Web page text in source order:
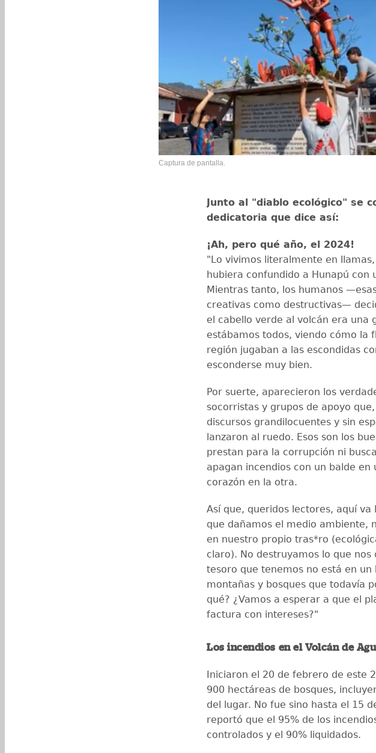
Captura de pantalla.
Junto al "diablo ecológico" se
dedicatoria que dice así:
¡Ah, pero qué año, el 2024!
"Lo vivimos literalmente en
hubiera confundido a Hunapú con
Mientras tanto, los humanos
creativas como destructivas—
el cabello verde al volcán era una
estábamos todos, viendo cómo la
región jugaban a las escondidas
esconderse muy bien.
Por suerte, aparecieron los
socorristas y grupos de apoyo
discursos grandilocuentes y sin
lanzaron al ruedo. Esos son los
prestan para la corrupción ni
apagan incendios con un balde en
corazón en la otra.
Así que, queridos lectores, aquí va
que dañamos el medio ambiente,
en nuestro propio tras*ro
claro). No destruyamos lo que nos
tesoro que tenemos no está en un
montañas y bosques que todavía
qué? ¿Vamos a esperar a que el
factura con intereses?"
Los incendios en el Volcán de
Iniciaron el 20 de febrero de este
900 hectáreas de bosques,
del lugar. No fue sino hasta el 15
reportó que el 95% de los
controlados y el 90% liquidados.